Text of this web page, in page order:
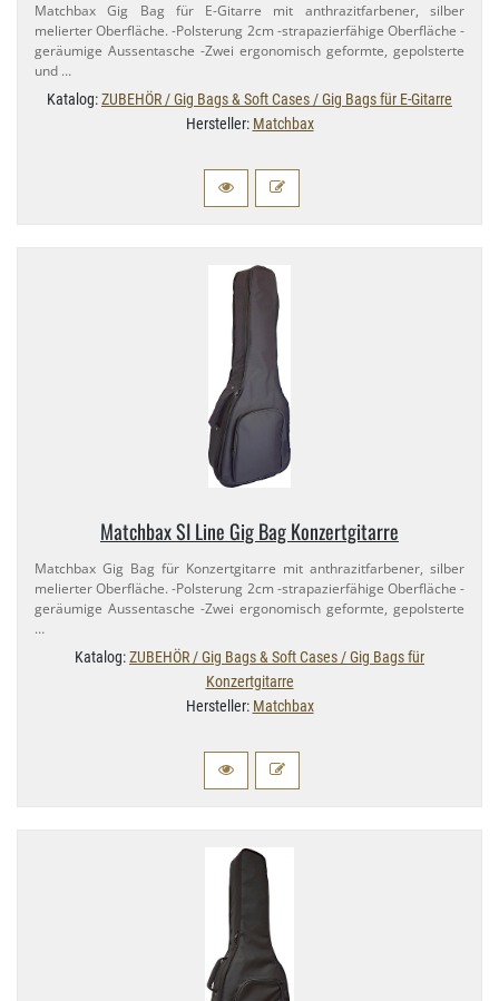
Matchbax Gig Bag für E-​Gitarre mit anthrazitfarbener, silber
melierter Oberfläche. -Polsterung 2cm -strapazierfähige Oberfläche -
geräumige Aussentasche -Zwei ergonomisch geformte, gepolsterte
und …
Katalog:ZUBEHÖR / Gig Bags & Soft Cases / Gig Bags für E-Gitarre
Hersteller: Matchbax
Matchbax SI Line Gig Bag Konzertgitarre
Matchbax Gig Bag für Konzertgitarre mit anthrazitfarbener, silber
melierter Oberfläche. -Polsterung 2cm -strapazierfähige Oberfläche -
geräumige Aussentasche -Zwei ergonomisch geformte, gepolsterte
…
Katalog:ZUBEHÖR / Gig Bags & Soft Cases / Gig Bags für
Konzertgitarre
Hersteller: Matchbax